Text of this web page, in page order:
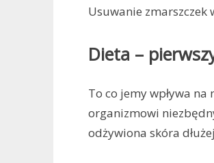
Usuwanie zmarszczek
Dieta –
To co jemy wpływa
organizmowi
odżywiona skóra